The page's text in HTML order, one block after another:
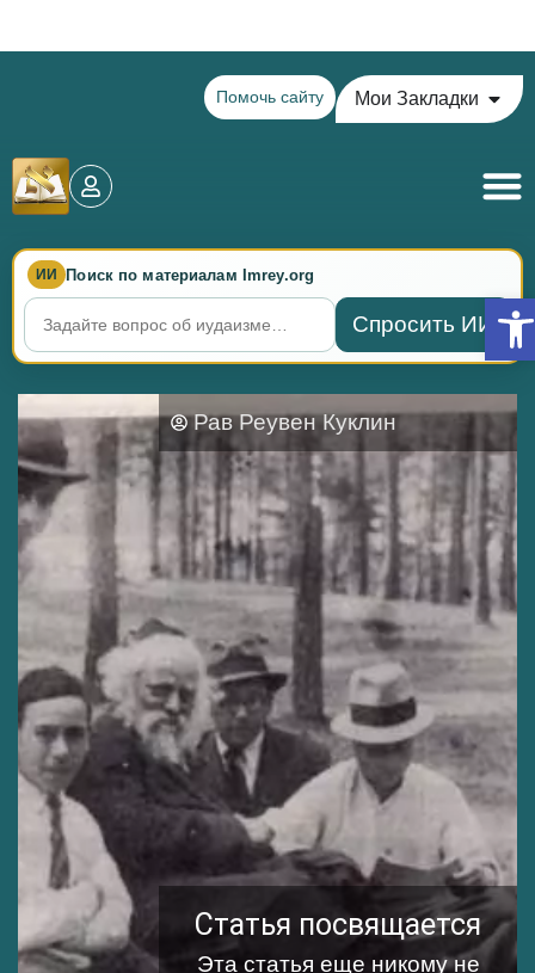
Помочь сайту Мои Закладки
ИИ Поиск по материалам Imrey.org
Спросить ИИ
Рав Реувен Куклин
Статья посвящается
Эта статья еще никому не